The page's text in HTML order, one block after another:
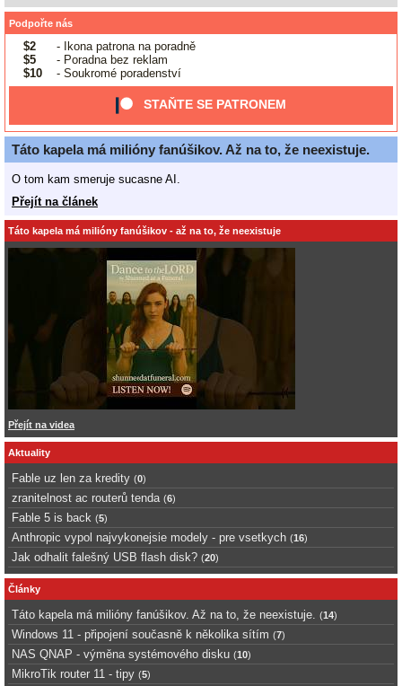
Podpořte nás
$2
- Ikona patrona na poradně
$5
- Poradna bez reklam
$10
- Soukromé poradenství
STAŇTE SE PATRONEM
Táto kapela má milióny fanúšikov. Až na to, že neexistuje.
O tom kam smeruje sucasne AI.
Přejít na článek
Táto kapela má milióny fanúšikov - až na to, že neexistuje
Přejít na videa
Aktuality
Fable uz len za kredity (0)
zranitelnost ac routerů tenda (6)
Fable 5 is back (5)
Anthropic vypol najvykonejsie modely - pre vsetkych (16)
Jak odhalit falešný USB flash disk? (20)
Články
Táto kapela má milióny fanúšikov. Až na to, že neexistuje. (14)
Windows 11 - připojení současně k několika sítím (7)
NAS QNAP - výměna systémového disku (10)
MikroTik router 11 - tipy (5)